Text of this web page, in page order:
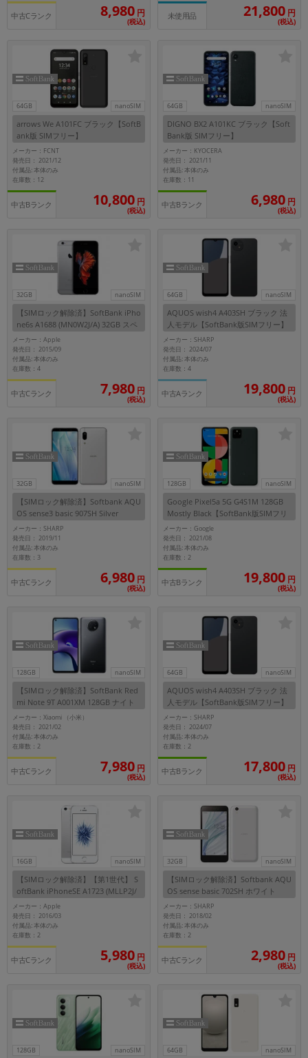
中古Cランク 8,980 円
(税込)
未使用品 21,800 円
(税込)
64GB nanoSIM
arrows We A101FC ブラック【SoftB
ank版 SIMフリー】
メーカー：FCNT
発売日： 2021/12
付属品: 本体のみ
在庫数：12
中古Bランク 10,800 円
(税込)
64GB nanoSIM
DIGNO BX2 A101KC ブラック【Soft
Bank版 SIMフリー】
メーカー：KYOCERA
発売日： 2021/11
付属品: 本体のみ
在庫数：11
中古Bランク 6,980 円
(税込)
32GB nanoSIM
【SIMロック解除済】SoftBank iPho
ne6s A1688 (MN0W2J/A) 32GB スペ
ースグレイ
メーカー：Apple
発売日： 2015/09
付属品: 本体のみ
在庫数：4
中古Cランク 7,980 円
(税込)
64GB nanoSIM
AQUOS wish4 A403SH ブラック 法
人モデル【SoftBank版SIMフリー】
メーカー：SHARP
発売日： 2024/07
付属品: 本体のみ
在庫数：4
中古Aランク 19,800 円
(税込)
32GB nanoSIM
【SIMロック解除済】Softbank AQU
OS sense3 basic 907SH Silver
メーカー：SHARP
発売日： 2019/11
付属品: 本体のみ
在庫数：3
中古Cランク 6,980 円
(税込)
128GB nanoSIM
Google Pixel5a 5G G4S1M 128GB
Mostly Black【SoftBank版SIMフリ
ー】
メーカー：Google
発売日： 2021/08
付属品: 本体のみ
在庫数：2
中古Bランク 19,800 円
(税込)
128GB nanoSIM
【SIMロック解除済】SoftBank Red
mi Note 9T A001XM 128GB ナイト
フォールブラック
メーカー：Xiaomi （小米）
発売日： 2021/02
付属品: 本体のみ
在庫数：2
中古Cランク 7,980 円
(税込)
64GB nanoSIM
AQUOS wish4 A403SH ブラック 法
人モデル【SoftBank版SIMフリー】
メーカー：SHARP
発売日： 2024/07
付属品: 本体のみ
在庫数：2
中古Bランク 17,800 円
(税込)
16GB nanoSIM
【SIMロック解除済】【第1世代】 S
oftBank iPhoneSE A1723 (MLLP2J/
A) 16GB シルバー
メーカー：Apple
発売日： 2016/03
付属品: 本体のみ
在庫数：2
中古Cランク 5,980 円
(税込)
32GB nanoSIM
【SIMロック解除済】Softbank AQU
OS sense basic 702SH ホワイト
メーカー：SHARP
発売日： 2018/02
付属品: 本体のみ
在庫数：2
中古Cランク 2,980 円
(税込)
128GB nanoSIM 64GB nanoSIM
円 ～
月 から
年 月 まで
各項目のチェックボックスは「or検索」となります。
ただし機能別のみ「and検索」となります。